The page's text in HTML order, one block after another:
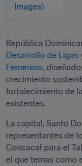
Desarrollo de Ligas
Femenino,
crecimiento
fortalecimiento de
existentes.
La capital, Santo
representantes de
Concacaf para el
el que temas como